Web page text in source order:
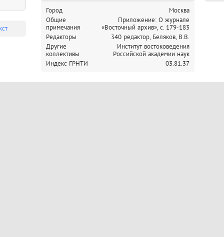
Город
Москва
Общие
примечания
Приложение: О журнале
«Восточный архив», с. 179-183
Редакторы
340 редактор, Беляков, В.В.
Другие
коллективы
Институт востоковедения
Российской академии наук
Индекс ГРНТИ
03.81.37